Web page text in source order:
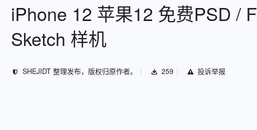
iPhone 12 苹果12 免费PSD /
Sketch 样机
SHEJIDT 整理发布，版权归原作者。 259 投诉举报